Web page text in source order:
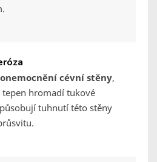
onemocnění cévní stěny,
tepen hromadí tukové
tuhnutí této stěny